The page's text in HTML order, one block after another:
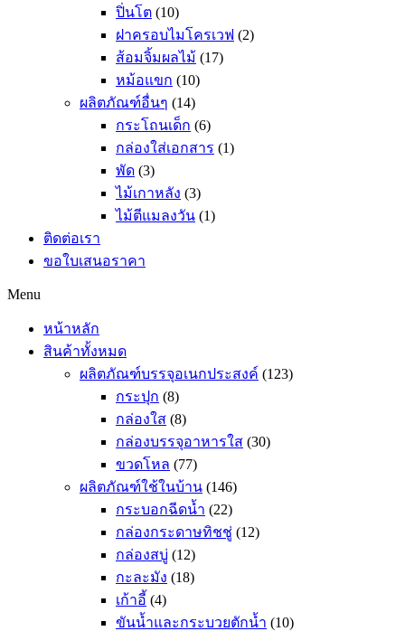
ปิ่นโต (10)
ฝาครอบไมโครเวฟ (2)
ส้อมจิ้มผลไม้ (17)
หม้อแขก (10)
ผลิตภัณฑ์อื่นๆ (14)
กระโถนเด็ก (6)
กล่องใส่เอกสาร (1)
พัด (3)
ไม้เกาหลัง (3)
ไม้ตีแมลงวัน (1)
ติดต่อเรา
ขอใบเสนอราคา
Menu
หน้าหลัก
สินค้าทั้งหมด
ผลิตภัณฑ์บรรจุอเนกประสงค์ (123)
กระปุก (8)
กล่องใส (8)
กล่องบรรจุอาหารใส (30)
ขวดโหล (77)
ผลิตภัณฑ์ใช้ในบ้าน (146)
กระบอกฉีดน้ำ (22)
กล่องกระดาษทิชชู่ (12)
กล่องสบู่ (12)
กะละมัง (18)
เก้าอี้ (4)
ขันน้ำและกระบวยตักน้ำ (10)